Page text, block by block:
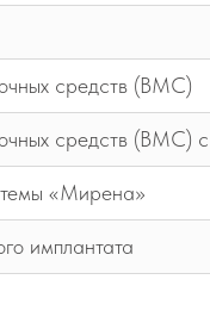
средств (ВМС)
средств (ВМС)
«Мирена»
имплантата